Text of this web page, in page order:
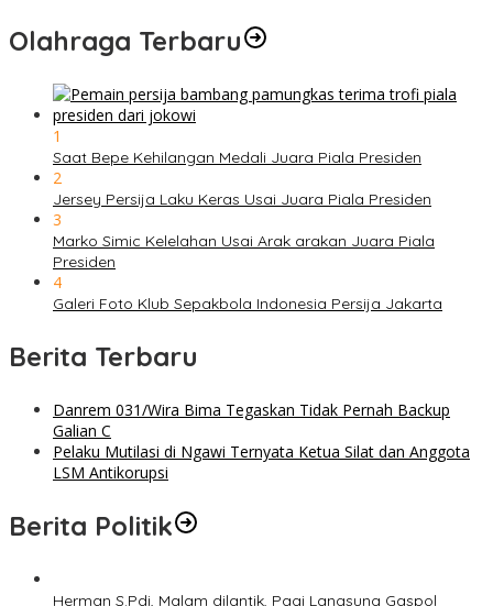
Olahraga Terbaru
1
Saat Bepe Kehilangan Medali Juara Piala Presiden
2
Jersey Persija Laku Keras Usai Juara Piala Presiden
3
Marko Simic Kelelahan Usai Arak arakan Juara Piala
Presiden
4
Galeri Foto Klub Sepakbola Indonesia Persija Jakarta
Berita Terbaru
Danrem 031/Wira Bima Tegaskan Tidak Pernah Backup
Galian C
Pelaku Mutilasi di Ngawi Ternyata Ketua Silat dan Anggota
LSM Antikorupsi
Berita Politik
Herman S.Pdi, Malam dilantik, Pagi Langsung Gaspol